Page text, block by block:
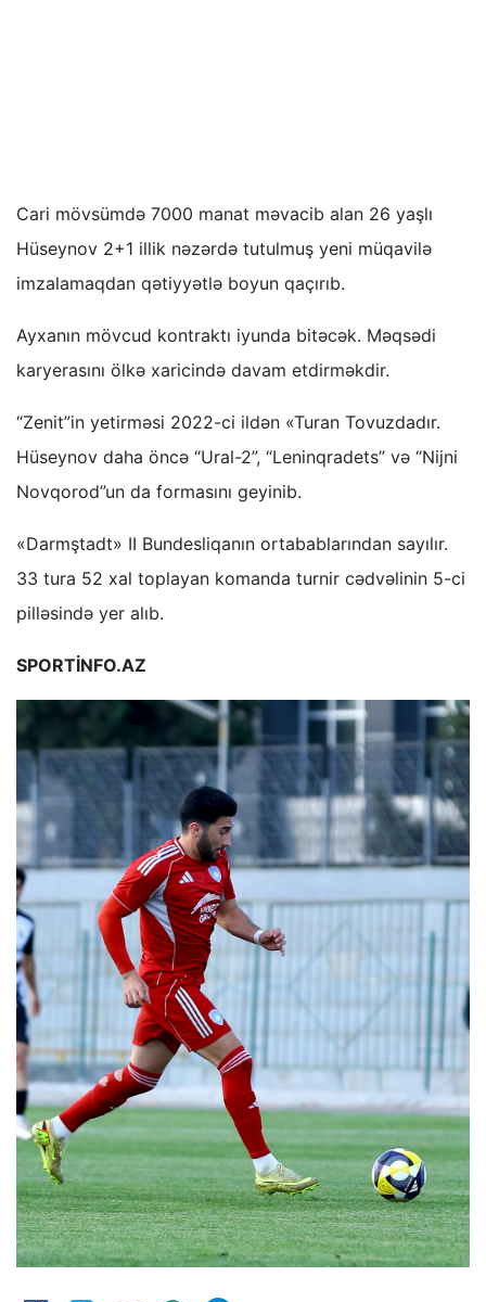
Cari mövsümdə 7000 manat məvacib alan 26 yaşlı
Hüseynov 2+1 illik nəzərdə tutulmuş yeni müqavilə
imzalamaqdan qətiyyətlə boyun qaçırıb.
Ayxanın mövcud kontraktı iyunda bitəcək. Məqsədi
karyerasını ölkə xaricində davam etdirməkdir.
“Zenit”in yetirməsi 2022-ci ildən «Turan Tovuzdadır.
Hüseynov daha öncə “Ural-2”, “Leninqradets” və “Nijni
Novqorod”un da formasını geyinib.
«Darmştadt» II Bundesliqanın ortabablarından sayılır.
33 tura 52 xal toplayan komanda turnir cədvəlinin 5-ci
pilləsində yer alıb.
SPORTİNFO.AZ